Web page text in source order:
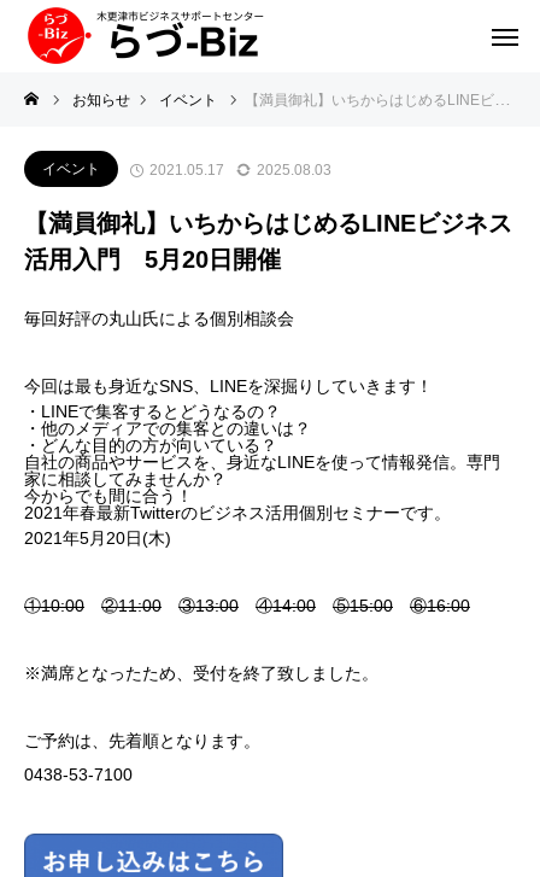
お知らせ イベント 【満員御礼】いちからはじめるLINEビジネス活用入門 5月20日開催
イベント 2021.05.17 2025.08.03
【満員御礼】いちからはじめるLINEビジネス
活用入門 5月20日開催
毎回好評の丸山氏による個別相談会
今回は最も身近なSNS、LINEを深掘りしていきます！
・LINEで集客するとどうなるの？
・他のメディアでの集客との違いは？
・どんな目的の方が向いている？
自社の商品やサービスを、身近なLINEを使って情報発信。専門
家に相談してみませんか？
今からでも間に合う！
2021年春最新Twitterのビジネス活用個別セミナーです。
2021年5月20日(木)
①10:00 ②11:00 ③13:00 ④14:00 ⑤15:00 ⑥16:00
※満席となったため、受付を終了致しました。
ご予約は、先着順となります。
0438-53-7100